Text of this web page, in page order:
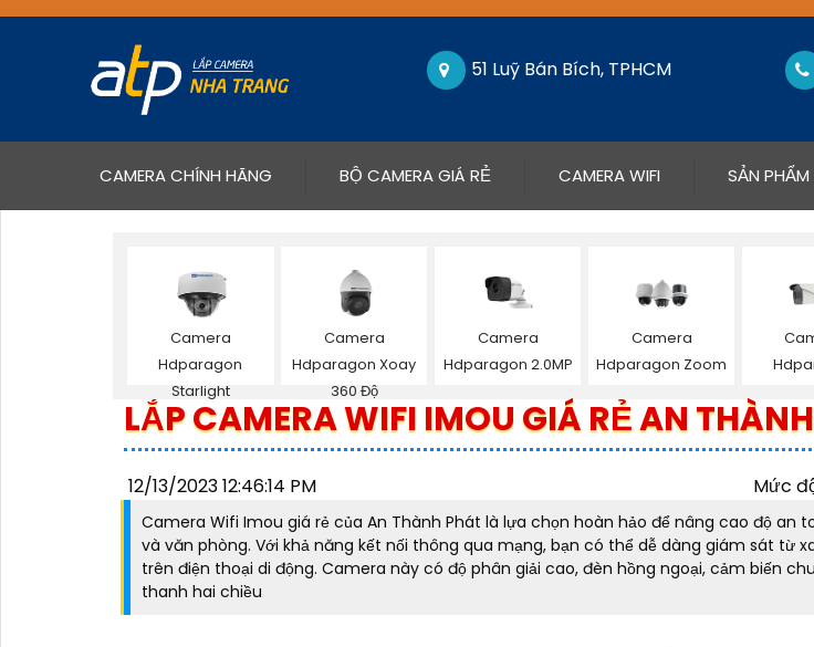
51 Luỹ Bán Bích, TPHCM
CAMERA CHÍNH HÃNG(CURRENT)BỘ CAMERA GIÁ RẺ CAMERA WIFI SẢN
Camera
Hdparagon
Starlight
Camera
Hdparagon Xoay
360 Độ
Camera
Hdparagon 2.0MP
Camera
Hdparagon Zoom
LẮP CAMERA WIFI IMOU GIÁ RẺ AN
12/13/2023 12:46:14 PM Mức
Camera Wifi Imou giá rẻ của An Thành Phát là lựa chọn hoàn hảo để nâng cao độ an
và văn phòng. Với khả năng kết nối thông qua mạng, bạn có thể dễ dàng giám sát từ
trên điện thoại di động. Camera này có độ phân giải cao, đèn hồng ngoại, cảm biến
thanh hai chiều